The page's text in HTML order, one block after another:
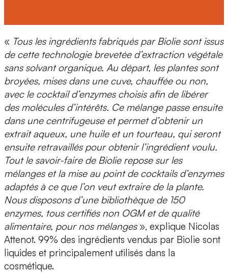
« Tous les ingrédients fabriqués par Biolie sont issus
de cette technologie brevetée d’extraction végétale
sans solvant organique. Au départ, les plantes sont
broyées, mises dans une cuve, chauffée ou non,
avec le cocktail d’enzymes choisis afin de libérer
des molécules d’intérêts. Ce mélange passe ensuite
dans une centrifugeuse et permet d’obtenir un
extrait aqueux, une huile et un tourteau, qui seront
ensuite retravaillés pour obtenir l’ingrédient voulu.
Tout le savoir-faire de Biolie repose sur les
mélanges et la mise au point de cocktails d’enzymes
adaptés à ce que l’on veut extraire de la plante.
Nous disposons d’une bibliothèque de 150
enzymes, tous certifiés non OGM et de qualité
alimentaire, pour nos mélanges», explique Nicolas
Attenot. 99% des ingrédients vendus par Biolie sont
liquides et principalement utilisés dans la
cosmétique.